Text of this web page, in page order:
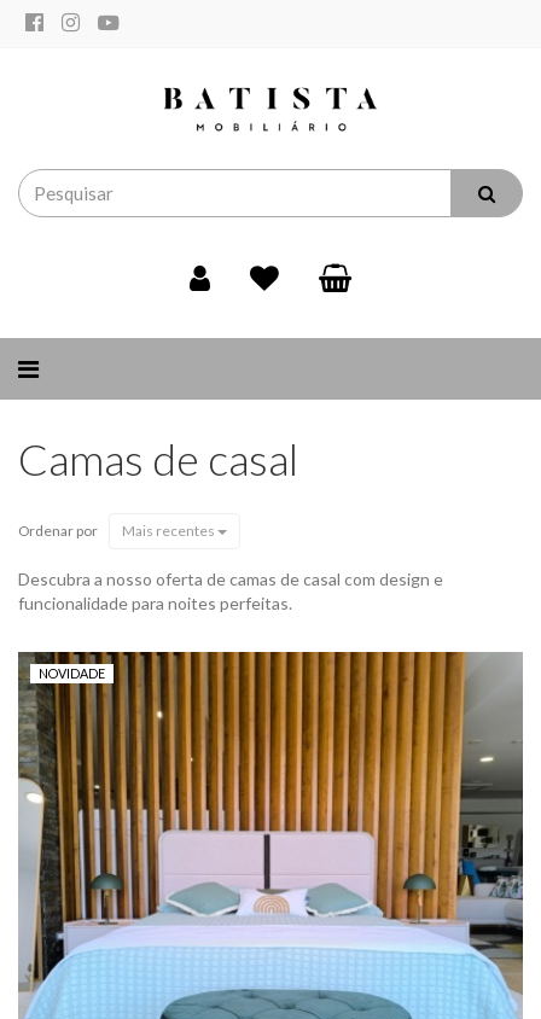
Alternar
Camas de casal
Ordenar por Mais recentes
Descubra a nosso oferta de camas de casal com design e
funcionalidade para noites perfeitas.
NOVIDADE